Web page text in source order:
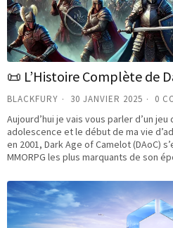
📜 L’Histoire Complète de
BLACKFURY 30 JANVIER 2025 0
Aujourd’hui je vais vous parler d’un
adolescence et le début de ma vie
en 2001, Dark Age of Camelot (DAoC)
MMORPG les plus marquants de son